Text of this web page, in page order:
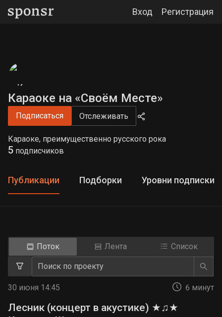
Вход Регистрация
Караоке на «Своём Месте»
Подписаться Отслеживать
Караоке, преимущественно русского рока
5 подписчиков
Публикации Подборки Уровни подписки
Поток Лента Список
30 июня 14:45 6 минут
Лесник (концерт в акустике) ★♫★